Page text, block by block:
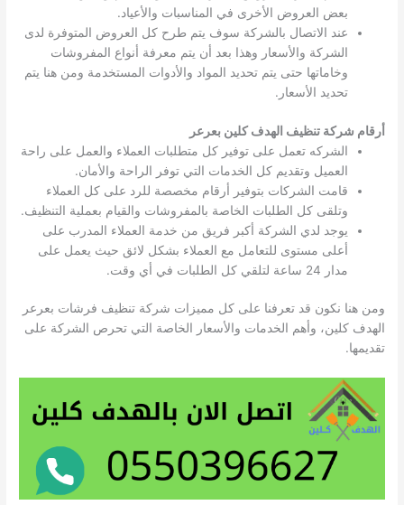
بعض العروض الأخرى في المناسبات والأعياد.
عند الاتصال بالشركة سوف يتم طرح كل العروض المتوفرة لدى
الشركة والأسعار وهذا بعد أن يتم معرفة أنواع المفروشات
وخاماتها حتى يتم تحديد المواد والأدوات المستخدمة ومن هنا يتم
تحديد الأسعار.
أرقام شركة تنظيف الهدف كلين بعرعر
الشركه تعمل على توفير كل متطلبات العملاء والعمل على راحة
العميل وتقديم كل الخدمات التي توفر الراحة والأمان.
قامت الشركات بتوفير أرقام مخصصة للرد على كل العملاء
وتلقى كل الطلبات الخاصة بالمفروشات والقيام بعملية التنظيف.
يوجد لدي الشركة أكبر فريق من خدمة العملاء المدرب على
أعلى مستوى للتعامل مع العملاء بشكل لائق حيث يعمل على
مدار 24 ساعة لتلقي كل الطلبات في أي وقت.
ومن هنا نكون قد تعرفنا على كل مميزات شركة تنظيف فرشات بعرعر
الهدف كلين، وأهم الخدمات والأسعار الخاصة التي تحرص الشركة على
تقديمها.